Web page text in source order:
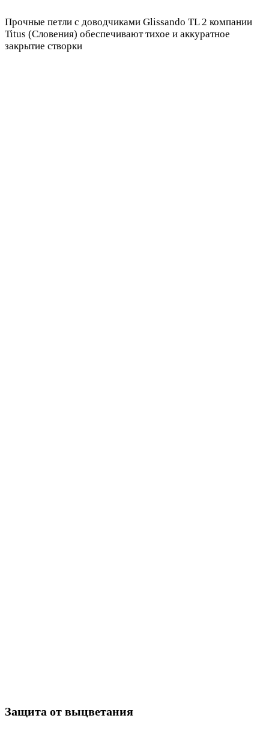
Прочные петли с доводчиками Glissando TL 2 компании
Titus (Словения) обеспечивают тихое и аккуратное
закрытие створки
Защита от выцветания